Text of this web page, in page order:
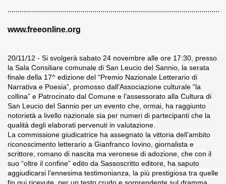
.........................................................................................................
www.freeonline.org
20/11/12 - Si svolgerà sabato 24 novembre alle ore 17:30, presso
la Sala Consiliare comunale di San Leucio del Sannio, la serata
finale della 17^ edizione del “Premio Nazionale Letterario di
Narrativa e Poesia”, promosso dall’Associazione culturale “la
collina” e Patrocinato dal Comune e l’assessorato alla Cultura di
San Leucio del Sannio per un evento che, ormai, ha raggiunto
notorietà a livello nazionale sia per numeri di partecipanti che la
qualità degli elaborati pervenuti in valutazione.
La commissione giudicatrice ha assegnato la vittoria dell’ambito
riconoscimento letterario a Gianfranco Iovino, giornalista e
scrittore, romano di nascita ma veronese di adozione, che con il
suo “oltre il confine” edito da Sassoscritto editore, ha saputo
aggiudicarsi l’ennesima testimonianza, la più prestigiosa tra quelle
fin qui ricevute, per un testo crudo e sorprendente sul dramma
REA (22-06-2013)
- L'ARIA (22-6-2013)
(29-6-2013)
- Comune di Sartirana Lomellina 2013 (8-7-2013)
LAGO (club unesco tolentino - 16-9-2013)
10-2013)